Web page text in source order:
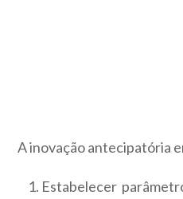
A inovação antecipatória
Estabelecer